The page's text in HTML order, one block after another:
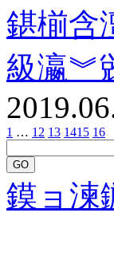
鍖椾含
級瀛︾
1 … 12 13 1415 16
GO
鏌ョ湅